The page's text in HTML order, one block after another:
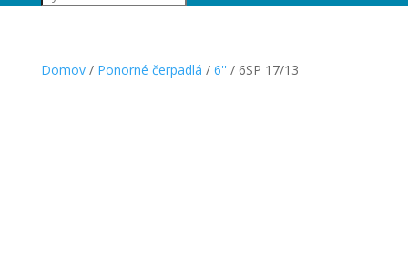
Domov/ Ponorné čerpadlá / 6'' / 6SP 17/13